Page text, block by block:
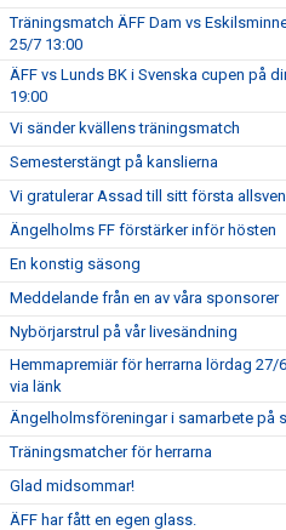
Träningsmatch ÄFF Dam vs
25/7 13:00
ÄFF vs Lunds BK i Svenska cupen på
19:00
Vi sänder kvällens träningsmatch
Semesterstängt på kanslierna
Vi gratulerar Assad till sitt första
Ängelholms FF förstärker inför hösten
En konstig säsong
Meddelande från en av våra sponsorer
Nybörjarstrul på vår livesändning
Hemmapremiär för herrarna lördag 27/
via länk
Ängelholmsföreningar i samarbete på
Träningsmatcher för herrarna
Glad midsommar!
ÄFF har fått en egen glass.